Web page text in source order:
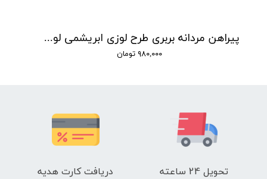
پیراهن مردانه بربری طرح لوزی ابریشمی لوکس
۹۸۰,۰۰۰ تومان
تحویل 24 ساعته دریافت کارت هدیه